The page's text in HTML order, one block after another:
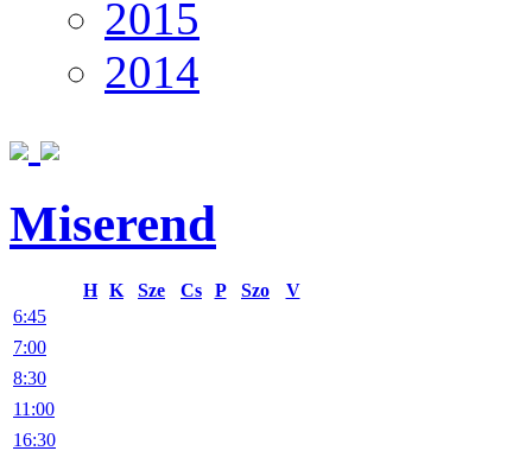
2015
2014
Miserend
H K Sze Cs P Szo
V
6:45
7:00
8:30
11:00
16:30